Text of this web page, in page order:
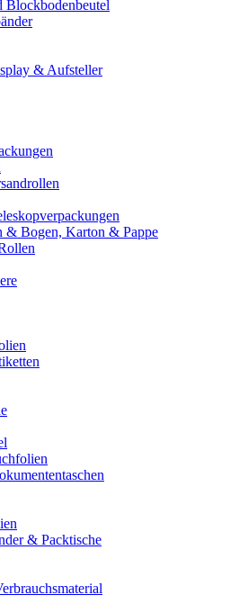
Blockbodenbeutel
& Aufsteller
& Bogen, Karton & Pappe
& Packtische